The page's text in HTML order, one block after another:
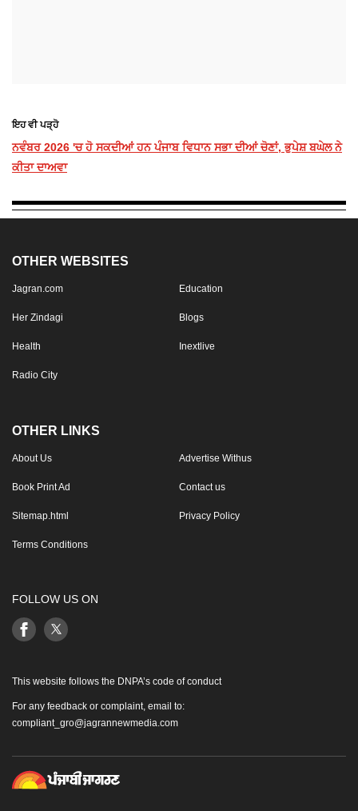
ਇਹ ਵੀ ਪੜ੍ਹੋ
ਨਵੰਬਰ 2026 'ਚ ਹੋ ਸਕਦੀਆਂ ਹਨ ਪੰਜਾਬ ਵਿਧਾਨ ਸਭਾ ਦੀਆਂ ਚੋਣਾਂ, ਭੁਪੇਸ਼ ਬਘੇਲ ਨੇ
ਕੀਤਾ ਦਾਅਵਾ
OTHER WEBSITES
Jagran.com Education
Her Zindagi Blogs
Health Inextlive
Radio City
OTHER LINKS
About Us Advertise Withus
Book Print Ad Contact us
Sitemap.html Privacy Policy
Terms Conditions
FOLLOW US ON
This website follows the DNPA’s code of conduct
For any feedback or complaint, email to:
compliant_gro@jagrannewmedia.com